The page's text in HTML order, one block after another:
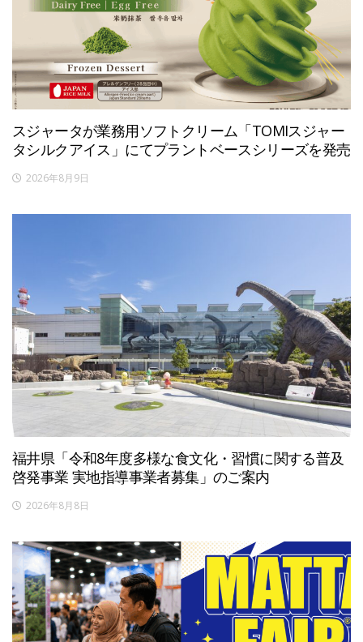
スジャータが業務用ソフトクリーム「TOMIスジャー
タシルクアイス」にてプラントベースシリーズを発売
2026年8月9日
福井県「令和8年度多様な食文化・習慣に関する普及
啓発事業 実地指導事業者募集」のご案内
2026年8月8日